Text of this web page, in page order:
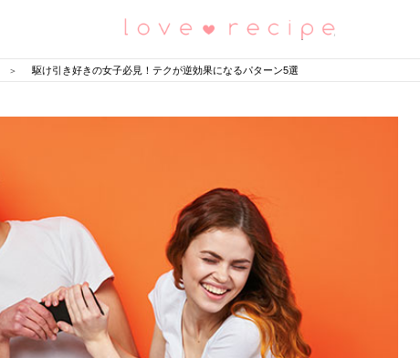
恋愛レシピ
駆け引き好きの女子必見！テクが逆効果になるパターン5選